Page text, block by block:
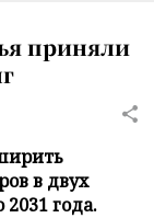
приняли
в двух
года.